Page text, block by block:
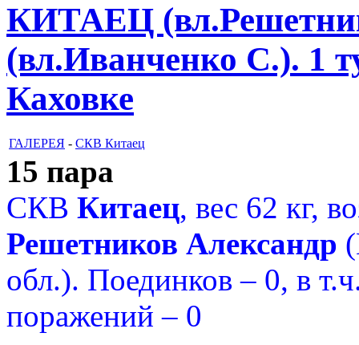
КИТАЕЦ
(вл.Иванченко С.). 1
Каховке
ГАЛЕРЕЯ - СКВ Китаец
15 пара
СКВ Китаец, вес 62 кг,
Решетников Александр
обл.). Поединков– 0, в
поражений – 0